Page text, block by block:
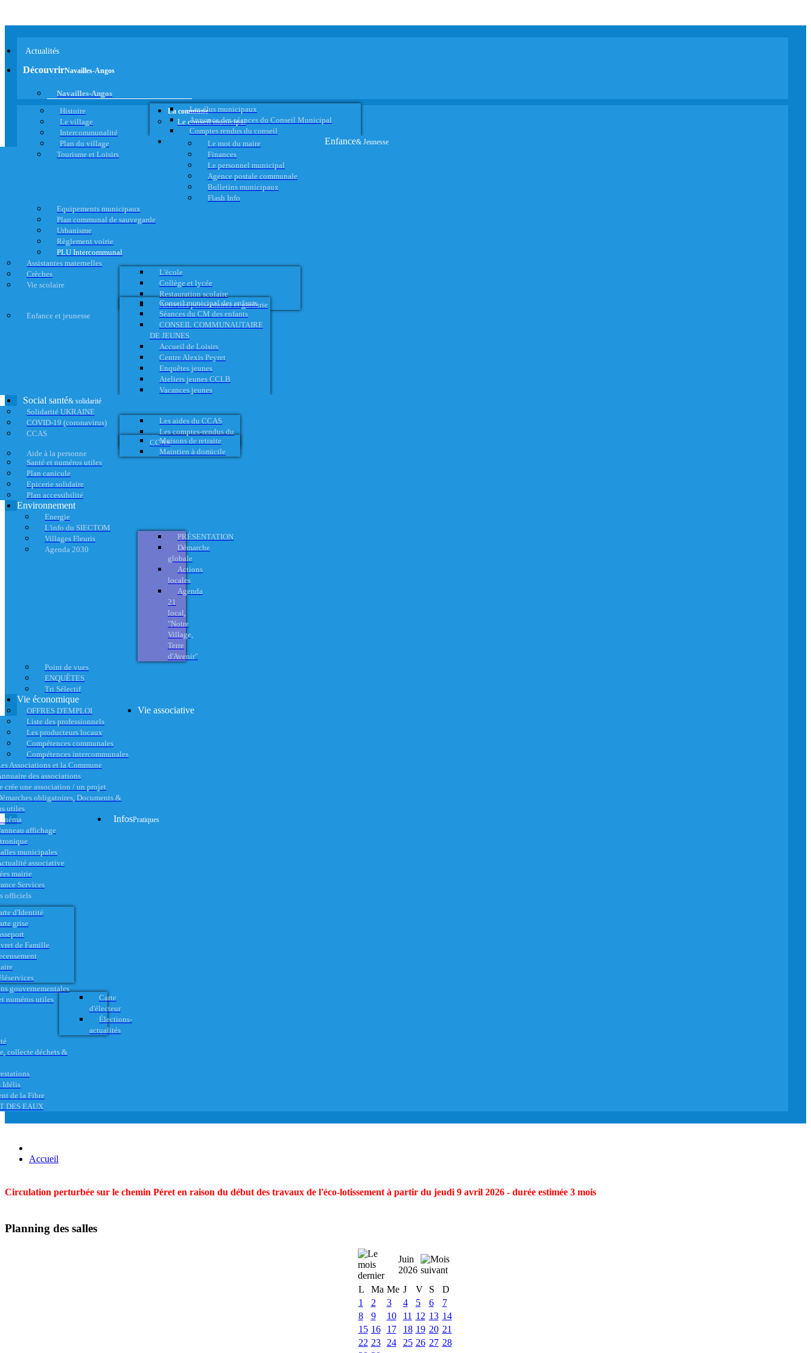
Actualités
DécouvrirNavailles-Angos
Navailles-Angos
Histoire
Le village
Intercommunalité
Plan du village
Tourisme et Loisirs
La commune
Le conseil municipal
Les élus municipaux
Annonce des séances du Conseil Municipal
Comptes rendus du conseil
Le mot du maire
Finances
Le personnel municipal
Agence postale communale
Bulletins municipaux
Flash Info
Equipements municipaux
Plan communal de sauvegarde
Urbanisme
Règlement voirie
PLU Intercommunal
Enfance& Jeunesse
Assistantes maternelles
Crèches
Vie scolaire
L'école
Collège et lycée
Restauration scolaire
Activités périscolaires et garderie
Enfance et jeunesse
Conseil municipal des enfants
Séances du CM des enfants
CONSEIL COMMUNAUTAIRE
DE JEUNES
Accueil de Loisirs
Centre Alexis Peyret
Enquêtes jeunes
Ateliers jeunes CCLB
Vacances jeunes
Social santé& solidarité
Solidarité UKRAINE
COVID-19 (coronavirus)
CCAS
Les aides du CCAS
Les comptes-rendus du
CCAS
Aide à la personne
Maisons de retraite
Maintien à domicile
Santé et numéros utiles
Plan canicule
Epicerie solidaire
Plan accessibilité
Environnement
Energie
L'info du SIECTOM
Villages Fleuris
Agenda 2030
PRÉSENTATION
Démarche
globale
Actions
locales
Agenda
21
local,
"Notre
Village,
Terre
d'Avenir"
Point de vues
ENQUÊTES
Tri Sélectif
Vie économique
OFFRES D'EMPLOI
Liste des professionnels
Les producteurs locaux
Compétences communales
Compétences intercommunales
Vie associative
Associations et la Commune
des associations
crée une association / un projet
obligatoires, Documents &
utiles
affichage
municipales
associative
InfosPratiques
mairie
Services
officiels
d'Identité
grise
de Famille
gouvernementales
numéros utiles
Carte
d'électeur
Élections-
actualités
collecte déchets &
Idélis
de la Fibre
DES EAUX
Accueil
Circulation perturbée sur le chemin Péret en raison du début des travaux de l'éco-lotissement à partir du jeudi 9 avril 2026 - durée estimée 3 mois
Planning des salles
Juin
2026
L
Ma Me J V S
D
1
2 3 4 5 6
7
8
9 10 11 12 13 14
15 16 17 18 19 20 21
22 23 24 25 26 27 28